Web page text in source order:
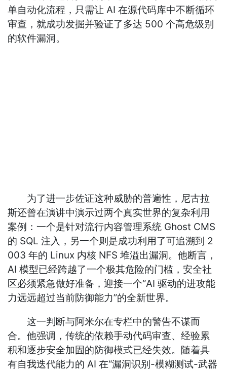
单自动化流程，只需让 AI 在源代码库中不断循环
审查，就成功发掘并验证了多达 500 个高危级别
的软件漏洞。
为了进一步佐证这种威胁的普遍性，尼古拉
斯还曾在演讲中演示过两个真实世界的复杂利用
案例：一个是针对流行内容管理系统 Ghost CMS
的 SQL 注入，另一个则是成功利用了可追溯到 2
003 年的 Linux 内核 NFS 堆溢出漏洞。他断言，
AI 模型已经跨越了一个极其危险的门槛，安全社
区必须紧急做好准备，迎接一个“AI 驱动的进攻能
力远远超过当前防御能力”的全新世界。
这一判断与阿米尔在专栏中的警告不谋而
合。他强调，传统的依赖手动代码审查、经验累
积和逐步安全加固的防御模式已经失效。随着具
有自我迭代能力的 AI 在“漏洞识别-模糊测试-武器